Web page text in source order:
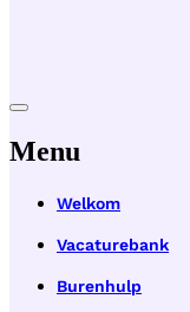
Menu
Welkom
Vacaturebank
Burenhulp